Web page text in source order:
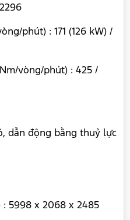
phút) : 171 (126 kW) /
vòng/phút) : 425 /
dẫn động bằng thuỷ lực
: 5998 x 2068 x 2485